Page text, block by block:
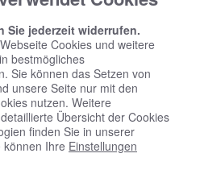
& Musterbäder»Basic-Bad 15,9 ㎡
Sie jederzeit widerrufen.
Cookies und weitere
bestmögliches
Sie können das Setzen von
unsere Seite nur mit den
nutzen. Weitere
Übersicht der Cookies
finden Sie in unserer
können Ihre Einstellungen